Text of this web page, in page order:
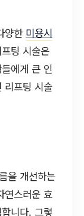
양한 미용시
팅 시술은
에게 큰 인
리프팅 시술
을 개선하는
연스러운 효
니다. 그렇